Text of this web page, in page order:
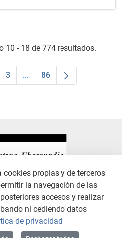
10 - 18 de 774 resultados.
Página
3 ...Páginas intermedias Use
Página
86
AVISO LEGAL
POLÍTICA DE PRIVACIDAD
ACCESIBILIDAD
propias y de terceros
la navegación de las
accesos y realizar
ni cediendo datos
de privacidad